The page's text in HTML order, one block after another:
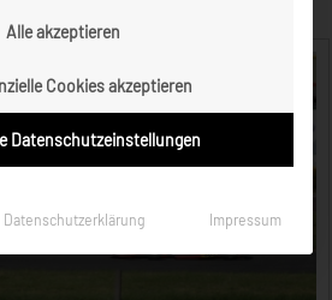
Alle akzeptieren
Cookies akzeptieren
Datenschutzeinstellungen
Datenschutzerklärung Impressum